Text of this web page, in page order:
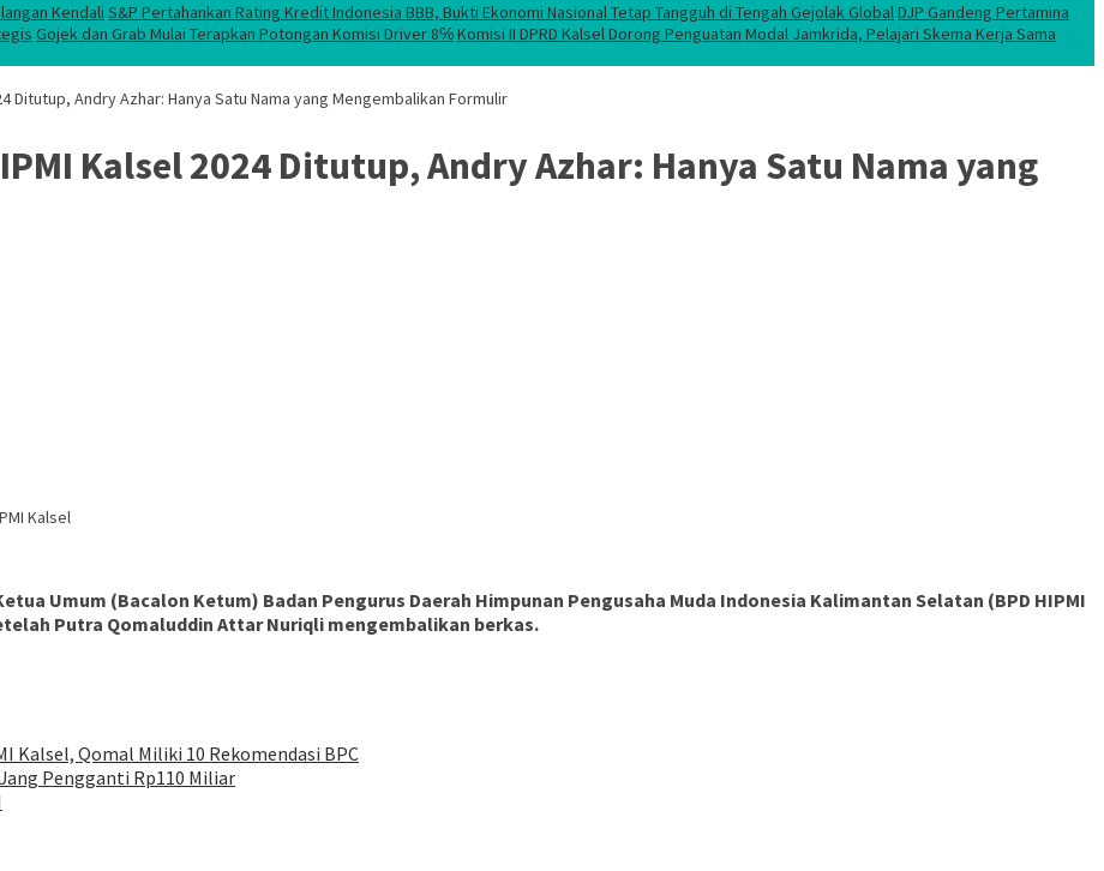
Kendali S&P Pertahankan Rating Kredit Indonesia BBB, Bukti Ekonomi Nasional Tetap Tangguh di Tengah Gejolak GlobalDJP Gandeng Pertamina
Gojek dan Grab Mulai Terapkan Potongan Komisi Driver 8℅Komisi II DPRD Kalsel Dorong Penguatan Modal Jamkrida, Pelajari Skema Kerja Sama
Ditutup, Andry Azhar: Hanya Satu Nama yang Mengembalikan Formulir
Kalsel 2024 Ditutup, Andry Azhar: Hanya Satu Nama yang
Kalsel
Umum (Bacalon Ketum) Badan Pengurus Daerah Himpunan Pengusaha Muda Indonesia Kalimantan Selatan (BPD HIPMI
Putra Qomaluddin Attar Nuriqli mengembalikan berkas.
Kalsel, Qomal Miliki 10 Rekomendasi BPC
Pengganti Rp110 Miliar